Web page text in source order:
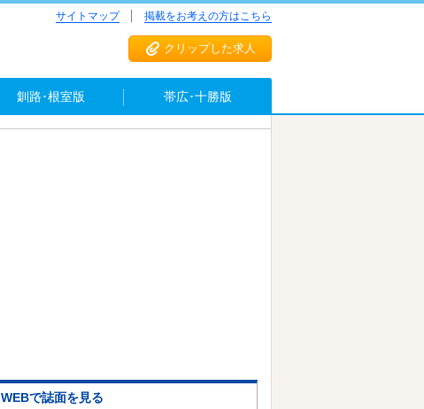
サイトマップ 掲載をお考えの方はこちら
クリップした求人
釧路･根室版 帯広･十勝版
WEBで誌面を見る